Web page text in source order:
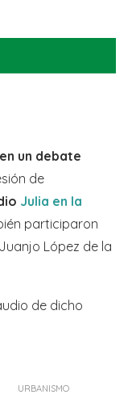
un debate
de
Julia en la
participaron
López de la
de dicho
URBANISMO